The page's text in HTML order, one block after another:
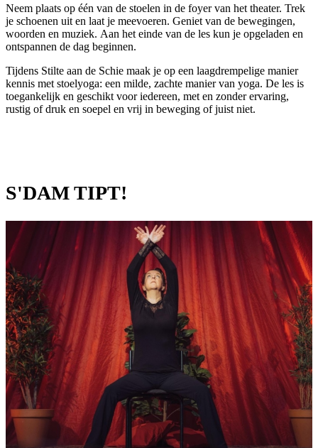
Neem plaats op één van de stoelen in de foyer van het theater. Trek
je schoenen uit en laat je meevoeren. Geniet van de bewegingen,
woorden en muziek. Aan het einde van de les kun je opgeladen en
ontspannen de dag beginnen.
Tijdens Stilte aan de Schie maak je op een laagdrempelige manier
kennis met stoelyoga: een milde, zachte manier van yoga. De les is
toegankelijk en geschikt voor iedereen, met en zonder ervaring,
rustig of druk en soepel en vrij in beweging of juist niet.
S'DAM TIPT!